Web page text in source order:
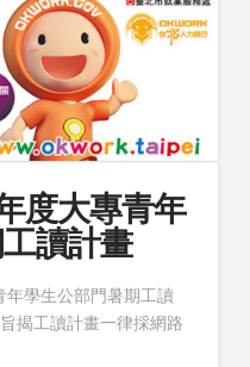
度大專青年
讀計畫
學生公部門暑期工讀
揭工讀計畫一律採網路